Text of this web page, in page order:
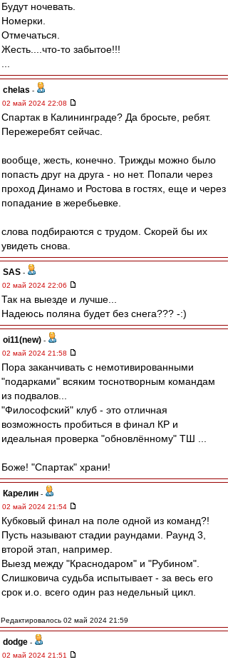
Будут ночевать.
Номерки.
Отмечаться.
Жесть....что-то забытое!!!
chelas -
02 май 2024 22:08
Спартак в Калининграде? Да бросьте, ребят.
Пережеребят сейчас.
вообще, жесть, конечно. Трижды можно было
попасть друг на друга - но нет. Попали через
проход Динамо и Ростова в гостях, еще и через
попадание в жеребьевке.
слова подбираются с трудом. Скорей бы их
увидеть снова.
SAS -
02 май 2024 22:06
Так на выезде и лучше...
Надеюсь поляна будет без снега??? -:)
oi11(new) -
02 май 2024 21:58
Пора заканчивать с немотивированными
"подарками" всяким тоснотворным командам
из подвалов...
"Философский" клуб - это отличная
возможность пробиться в финал КР и
идеальная проверка "обновлённому" ТШ ...
Боже! "Спартак" храни!
Карелин -
02 май 2024 21:54
Кубковый финал на поле одной из команд?!
Пусть называют стадии раундами. Раунд 3,
второй этап, например.
Выезд между "Краснодаром" и "Рубином".
Слишковича судьба испытывает - за весь его
срок и.о. всего один раз недельный цикл.
Редактировалось 02 май 2024 21:59
dodge -
02 май 2024 21:51